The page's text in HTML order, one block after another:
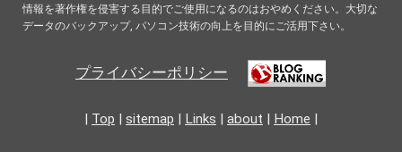
情報を著作権を侵害する目的でご使用になるのはおやめください。大切な
データのバックアップ, パソコン技術の向上を目的にご活用下さい。
プライバシーポリシー
Top sitemap Links about Home